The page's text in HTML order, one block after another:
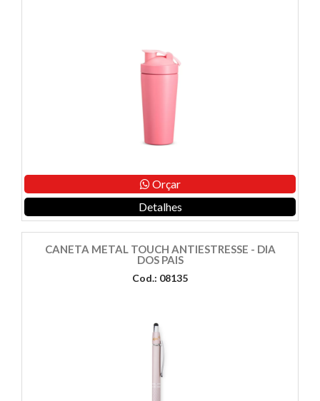
Orçar
Detalhes
CANETA METAL TOUCH ANTIESTRESSE - DIA
DOS PAIS
Cod.: 08135